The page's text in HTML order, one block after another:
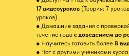
17 видеоуроков (Теория: 7
уроков).
● Домашние задания с
течение года с доведением до
● Научитесь готовить более 8
● Чат с другими учениками